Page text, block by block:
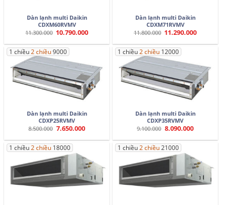
Dàn lạnh multi Daikin
CDXM60RVMV
11.300.000 Giá
là:
11.300.000.
10.790.000
tại
10.790.000.
Dàn lạnh multi Daikin
CDXM71RVMV
11.800.000 Giá
là:
11.800.000.
11.290.000
tại
1 chiều2 chiều9000
Dàn lạnh multi Daikin
CDXP25RVMV
8.500.000 Giá
là:
8.500.000.
7.650.000Giá
tại
1 chiều2 chiều 12000
Dàn lạnh multi Daikin
CDXP35RVMV
9.100.000 Giá
là:
9.100.000.
8.090.000Giá
tại
1 chiều2 chiều 18000 1 chiều2 chiều21000